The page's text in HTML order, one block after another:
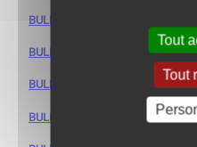
BULLETIN MUNICIPAL MAI 2021
BULLETIN MUNICIPAL
BULLETIN MUNICIPAL JUIN 2019
BULLETIN MUNICIPAL AVRIL
Tout
Tout